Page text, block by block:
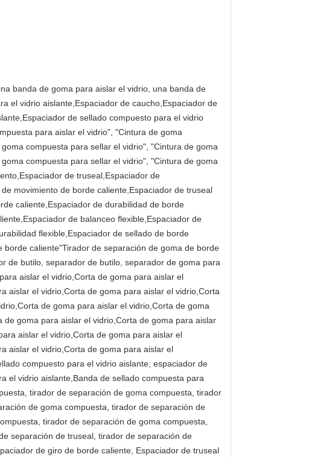
banda de goma para aislar el vidrio, una banda de
el vidrio aislante,Espaciador de caucho,Espaciador de
de sellado compuesto para el vidrio
para aislar el vidrio", "Cintura de goma
compuesta para sellar el vidrio", "Cintura de goma
compuesta para sellar el vidrio", "Cintura de goma
de truseal,Espaciador de
movimiento de borde caliente,Espaciador de truseal
caliente,Espaciador de durabilidad de borde
de balanceo flexible,Espaciador de
flexible,Espaciador de sellado de borde
caliente"Tirador de separación de goma de borde
de butilo, separador de butilo, separador de goma para
aislar el vidrio,Corta de goma para aislar el
aislar el vidrio,Corta de goma para aislar el vidrio,Corta
de goma para aislar el vidrio,Corta de goma
goma para aislar el vidrio,Corta de goma para aislar
aislar el vidrio,Corta de goma para aislar el
aislar el vidrio,Corta de goma para aislar el
compuesto para el vidrio aislante, espaciador de
el vidrio aislante,Banda de sellado compuesta para
tirador de separación de goma compuesta, tirador
de goma compuesta, tirador de separación de
tirador de separación de goma compuesta,
separación de truseal, tirador de separación de
de giro de borde caliente, Espaciador de truseal